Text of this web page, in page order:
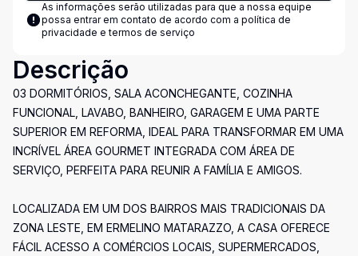
As informações serão utilizadas para que a nossa equipe
possa entrar em contato de acordo com a política de
privacidade e termos de serviço
Descrição
03 DORMITÓRIOS, SALA ACONCHEGANTE, COZINHA
FUNCIONAL, LAVABO, BANHEIRO, GARAGEM E UMA PARTE
SUPERIOR EM REFORMA, IDEAL PARA TRANSFORMAR EM UMA
INCRÍVEL ÁREA GOURMET INTEGRADA COM ÁREA DE
SERVIÇO, PERFEITA PARA REUNIR A FAMÍLIA E AMIGOS.
LOCALIZADA EM UM DOS BAIRROS MAIS TRADICIONAIS DA
ZONA LESTE, EM ERMELINO MATARAZZO, A CASA OFERECE
FÁCIL ACESSO A COMÉRCIOS LOCAIS, SUPERMERCADOS,